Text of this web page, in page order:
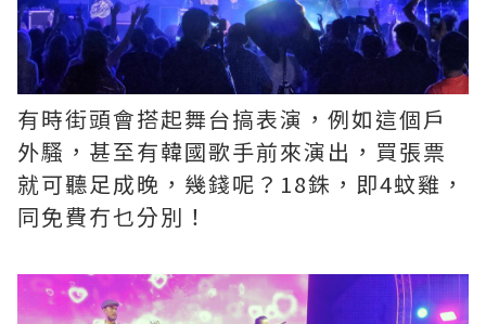
有時街頭會搭起舞台搞表演，例如這個戶
外騷，甚至有韓國歌手前來演出，買張票
就可聽足成晚，幾錢呢？18銖，即4蚊雞，
同免費冇乜分別！